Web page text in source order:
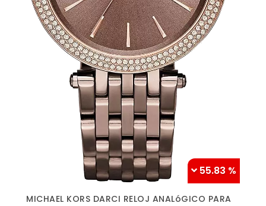
55.83 %
Más información »
MICHAEL KORS DARCI RELOJ ANALóGICO PARA